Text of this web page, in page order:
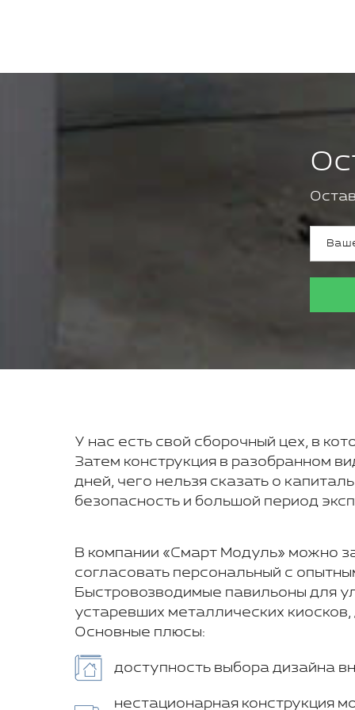
У нас есть свой сборочный цех, в
Затем конструкция в разобранном
дней, чего нельзя сказать о
безопасность и большой период
В компании «Смарт Модуль» можно
согласовать персональный с
Быстровозводимые павильоны для
устаревших металлических
Основные плюсы:
доступность выбора дизайна
нестационарная конструкция